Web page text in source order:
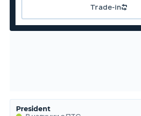
Trade-in
President